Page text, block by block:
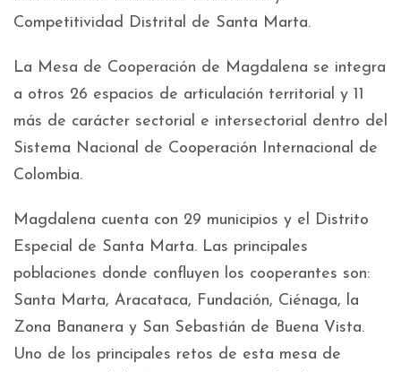
Competitividad Distrital de Santa Marta.
La Mesa de Cooperación de Magdalena se integra
a otros 26 espacios de articulación territorial y 11
más de carácter sectorial e intersectorial dentro del
Sistema Nacional de Cooperación Internacional de
Colombia.
Magdalena cuenta con 29 municipios y el Distrito
Especial de Santa Marta. Las principales
poblaciones donde confluyen los cooperantes son:
Santa Marta, Aracataca, Fundación, Ciénaga, la
Zona Bananera y San Sebastián de Buena Vista.
Uno de los principales retos de esta mesa de